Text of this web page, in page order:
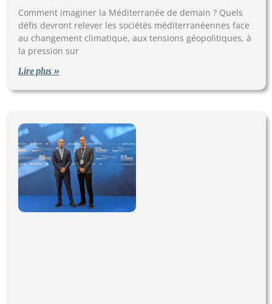
Comment imaginer la Méditerranée de demain ? Quels
défis devront relever les sociétés méditerranéennes face
au changement climatique, aux tensions géopolitiques, à
la pression sur
Lire plus »